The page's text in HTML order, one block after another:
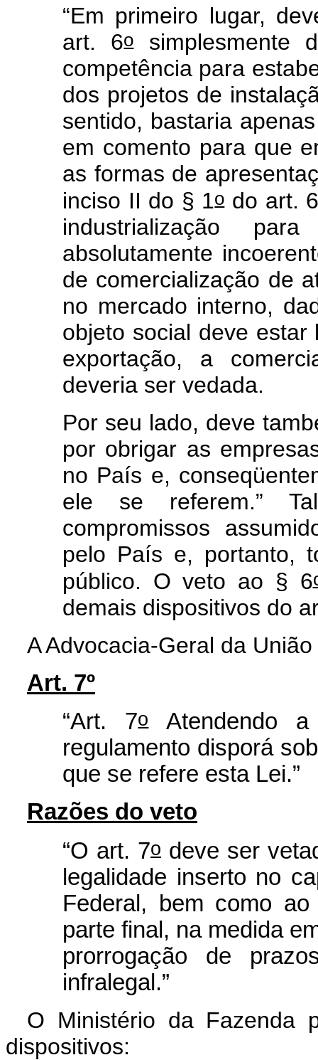
“Em primeiro lugar,
art. 6osimplesmente
competência para
dos projetos de
sentido, bastaria
em comento para que
as formas de
inciso II do § 1odo art.
industrialização
absolutamente
de comercialização de
no mercado interno,
objeto social deve estar
exportação, a
deveria ser vedada.
Por seu lado, deve
por obrigar as
no País e,
ele se referem.”
compromissos
pelo País e, portanto,
público. O veto ao § 6
demais dispositivos do
A Advocacia-Geral da
Art. 7º
“Art. 7oAtendendo a
regulamento disporá
que se refere esta Lei.”
Razões do veto
“O art. 7o deve ser
legalidade inserto no
Federal, bem como
parte final, na medida
prorrogação de
infralegal.”
O Ministério da Fazenda
dispositivos: